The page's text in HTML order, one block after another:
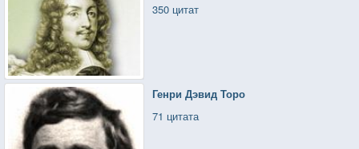
350 цитат
Генри Дэвид Торо
71 цитата